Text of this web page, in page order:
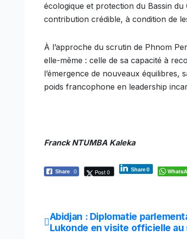
écologique et protection du Bassin
contribution crédible, à condition de
À l’approche du scrutin de Phnom
elle-même : celle de sa capacité à
l’émergence de nouveaux
poids francophone en leadership
Franck NTUMBA Kaleka
Share 0 Post 0 Share0
Navigation
Abidjan : Diplomatie
Lukonde en visite officielle au